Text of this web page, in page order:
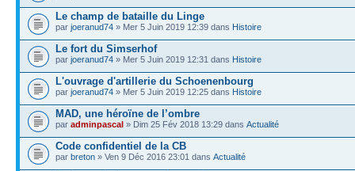
Le champ de bataille du Linge
par joeranud74 » Mer 5 Juin 2019 12:39 dans Histoire
Le fort du Simserhof
par joeranud74 » Mer 5 Juin 2019 12:31 dans Histoire
L'ouvrage d'artillerie du Schoenenbourg
par joeranud74 » Mer 5 Juin 2019 12:25 dans Histoire
MAD, une héroïne de l’ombre
par adminpascal » Dim 25 Fév 2018 13:29 dans Actualité
Code confidentiel de la CB
par breton » Ven 9 Déc 2016 23:01 dans Actualité